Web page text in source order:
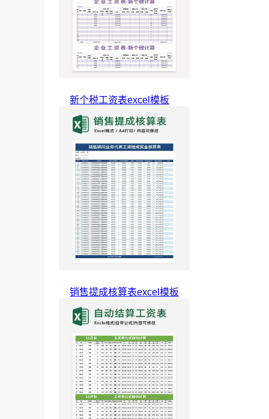
新个税工资表excel模板
销售提成核算表excel模板